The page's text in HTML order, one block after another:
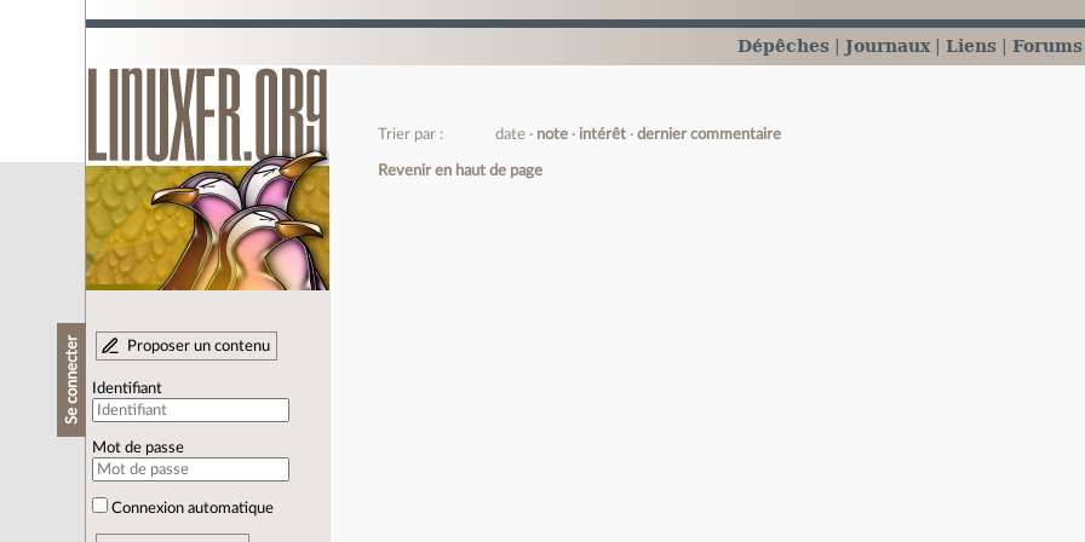
Dépêches Journaux Liens Forums
Se connecter Proposer un contenu
Identifiant
Mot de passe
Connexion automatique
Trier par : date note intérêt dernier commentaire
Revenir en haut de page